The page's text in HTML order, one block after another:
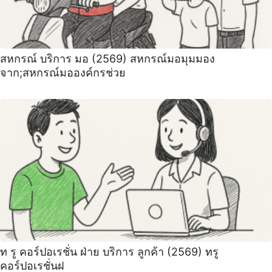
สหกรณ์ บริการ มอ (2569) สหกรณ์มอมุมมอง
จาก;สหกรณ์มอองค์กรช่วย
ท รู คอร์ปอเรชั่น ฝ่าย บริการ ลูกค้า (2569) ทรู
คอร์ปอเรชั่นฝ